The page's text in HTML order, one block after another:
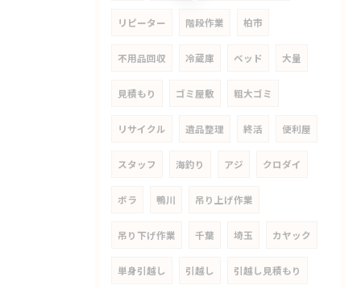
リピーター 階段作業 柏市
不用品回収 冷蔵庫 ベッド 大量
見積もり ゴミ屋敷 粗大ゴミ
リサイクル 遺品整理 終活 便利屋
スタッフ 海釣り アジ クロダイ
ボラ 鴨川 吊り上げ作業
吊り下げ作業 千葉 埼玉 カヤック
単身引越し 引越し 引越し見積もり